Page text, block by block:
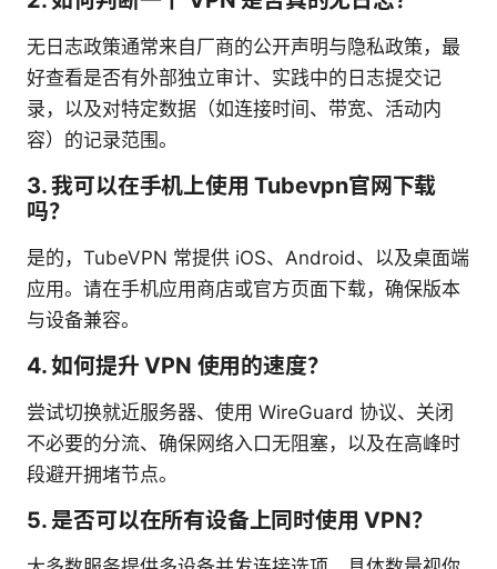
无日志政策通常来自厂商的公开声明与隐私政策，最
好查看是否有外部独立审计、实践中的日志提交记
录，以及对特定数据（如连接时间、带宽、活动内
容）的记录范围。
3. 我可以在手机上使用 Tubevpn官网下载
吗？
是的，TubeVPN 常提供 iOS、Android、以及桌面端
应用。请在手机应用商店或官方页面下载，确保版本
与设备兼容。
4. 如何提升 VPN 使用的速度？
尝试切换就近服务器、使用 WireGuard 协议、关闭
不必要的分流、确保网络入口无阻塞，以及在高峰时
段避开拥堵节点。
5. 是否可以在所有设备上同时使用 VPN？